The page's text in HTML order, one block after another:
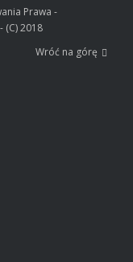
Prawa -
2018
Wróć na górę